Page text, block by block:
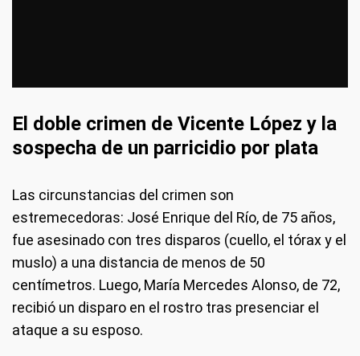
El doble crimen de Vicente López y la
sospecha de un parricidio por plata
Las circunstancias del crimen son
estremecedoras: José Enrique del Río, de 75 años,
fue asesinado con tres disparos (cuello, el tórax y el
muslo) a una distancia de menos de 50
centímetros. Luego, María Mercedes Alonso, de 72,
recibió un disparo en el rostro tras presenciar el
ataque a su esposo.